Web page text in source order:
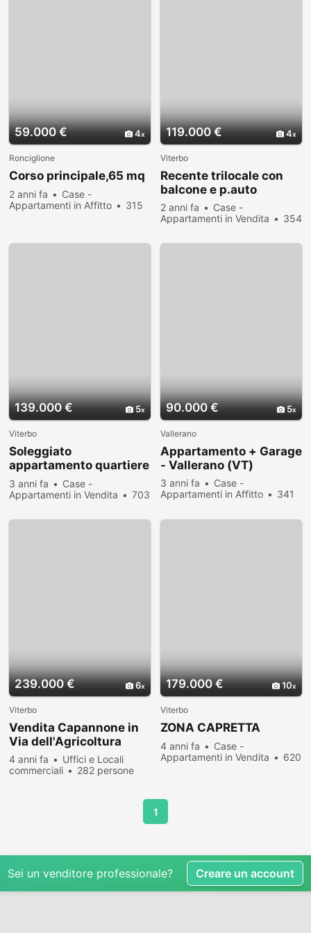
59.000 € 4
Ronciglione
Corso principale,65 mq
2 anni fa
Case -
Appartamenti in Affitto
315
119.000 € 4
Viterbo
Recente trilocale con
balcone e p.auto
2 anni fa
Case -
Appartamenti in Vendita
354
139.000 € 5
Viterbo
Soleggiato
appartamento quartiere
servitissimo
3 anni fa
Case -
Appartamenti in Vendita
703
90.000 € 5
Vallerano
Appartamento + Garage
- Vallerano (VT)
3 anni fa
Case -
Appartamenti in Affitto
341
239.000 € 6
Viterbo
Vendita Capannone in
Via dell'Agricoltura
4 anni fa
Uffici e Locali
commerciali
282 persone
179.000 € 10
Viterbo
ZONA CAPRETTA
4 anni fa
Case -
Appartamenti in Vendita
620
1
Sei un venditore professionale? Creare un account